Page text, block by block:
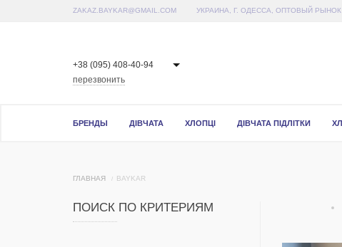
ZAKAZ.BAYKAR@GMAIL.COM УКРАИНА, Г. ОДЕССА, ОПТОВЫЙ РЫНОК
+38 (095) 408-40-94
перезвонить
БРЕНДЫ ДІВЧАТА ХЛОПЦІ ДІВЧАТА ПІДЛІТКИ
ГЛАВНАЯ BAYKAR
ПОИСК ПО КРИТЕРИЯМ